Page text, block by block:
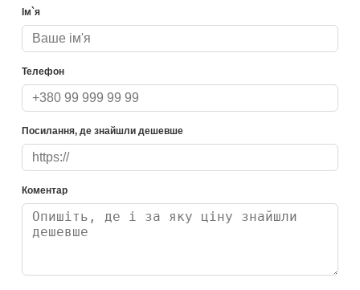
Ім`я
Телефон
Посилання, де знайшли дешевше
Коментар